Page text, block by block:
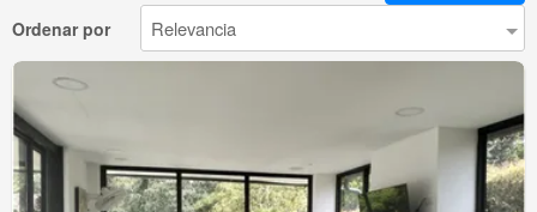
Ordenar por